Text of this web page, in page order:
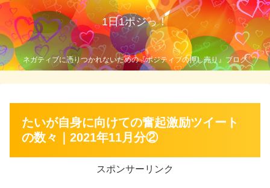
1日1ポジっ！
ネガティブに憑りつかれないための『ポジティブの押し売り』ブログ
たいが自身に向けての奮起激励ツイート
の数々｜2021年11月分②
スポンサーリンク